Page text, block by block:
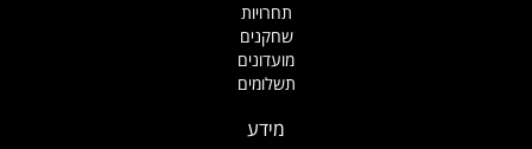
תחרויות
שחקנים
מועדונים
תשלומים
מידע